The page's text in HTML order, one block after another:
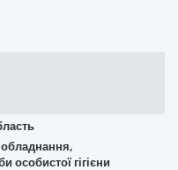
обладнання,
особистої гігієни